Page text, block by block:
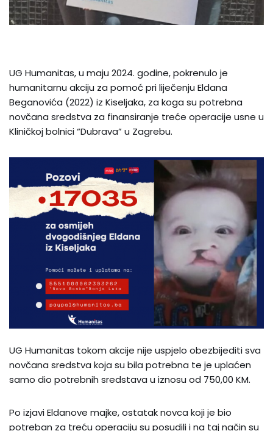
UG Humanitas, u maju 2024. godine, pokrenulo je
humanitarnu akciju za pomoć pri liječenju Eldana
Beganovića (2022) iz Kiseljaka, za koga su potrebna
novčana sredstva za finansiranje treće operacije usne u
Kliničkoj bolnici “Dubrava” u Zagrebu.
UG Humanitas tokom akcije nije uspjelo obezbijediti sva
novčana sredstva koja su bila potrebna te je uplaćen
samo dio potrebnih sredstava u iznosu od 750,00 KM.
Po izjavi Eldanove majke, ostatak novca koji je bio
potreban za treću operaciju su posudili i na taj način su